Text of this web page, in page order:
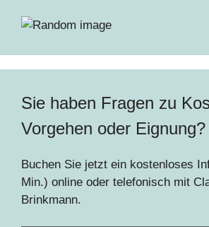
Sie haben Fragen zu
Vorgehen oder Eignung?
Buchen Sie jetzt ein kostenloses
Min.) online oder telefonisch mit
Brinkmann.